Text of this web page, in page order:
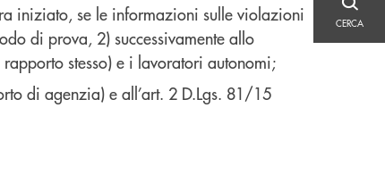
CERCA
CERCA
iniziato, se le informazioni sulle violazioni
di prova, 2) successivamente allo
stesso) e i lavoratori autonomi;
di agenzia) e all’art. 2 D.Lgs. 81/15